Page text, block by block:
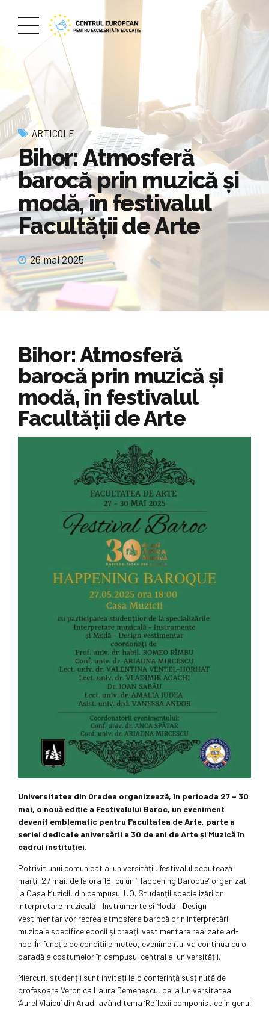
ARTICOLE
Bihor: Atmosferă
barocă prin muzică și
modă, în festivalul
Facultății de Arte
26 mai 2025
Bihor: Atmosferă
barocă prin muzică și
modă, în festivalul
Facultății de Arte
Universitatea din Oradea organizează, în perioada 27 – 30
mai, o nouă ediție a Festivalului Baroc, un eveniment
devenit emblematic pentru Facultatea de Arte, parte a
seriei dedicate aniversării a 30 de ani de Arte și Muzică în
cadrul instituției.
Potrivit unui comunicat al universității, festivalul debutează
marți, 27 mai, de la ora 18, cu un ‘Happening Baroque’ organizat
la Casa Muzicii, din campusul UO. Studenții specializărilor
Interpretare muzicală – Instrumente și Modă – Design
vestimentar vor recrea atmosfera barocă prin interpretări
muzicale specifice epocii și creații vestimentare realizate ad-
hoc. În funcție de condițiile meteo, evenimentul va continua cu o
paradă a costumelor în campusul central al universității.
Miercuri, studenții sunt invitați la o conferință susținută de
profesoara Veronica Laura Demenescu, de la Universitatea
‘Aurel Vlaicu’ din Arad, având tema ‘Reflexii componistice în genul